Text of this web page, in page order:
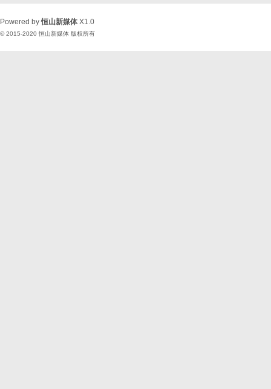
Powered by恒山新媒体 X1.0
© 2015-2020 恒山新媒体 版权所有